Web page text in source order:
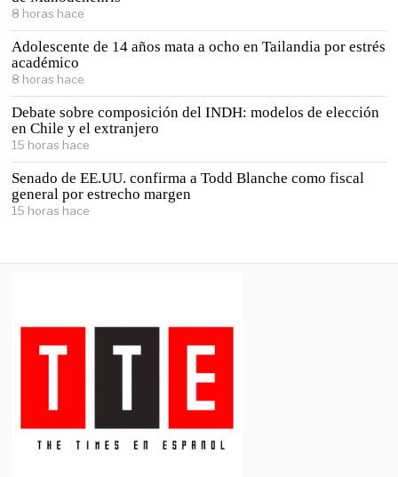
8 horas hace
Adolescente de 14 años mata a ocho en Tailandia por estrés
académico
8 horas hace
Debate sobre composición del INDH: modelos de elección
en Chile y el extranjero
15 horas hace
Senado de EE.UU. confirma a Todd Blanche como fiscal
general por estrecho margen
15 horas hace